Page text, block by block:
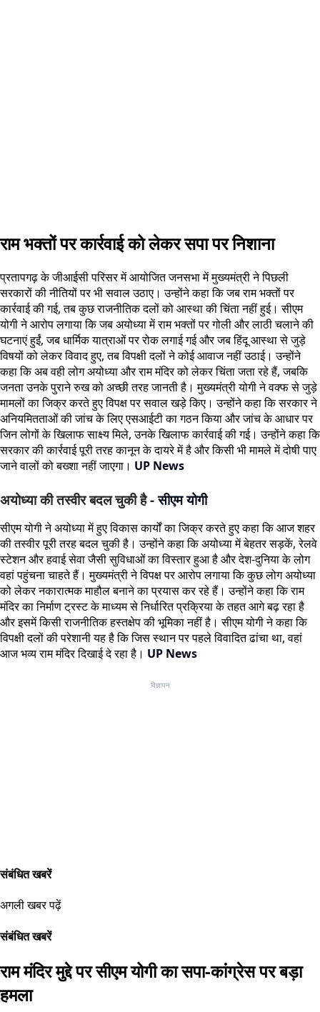
राम भक्तों पर कार्रवाई को लेकर सपा पर निशाना
प्रतापगढ़ के जीआईसी परिसर में आयोजित जनसभा में मुख्यमंत्री ने पिछली
सरकारों की नीतियों पर भी सवाल उठाए। उन्होंने कहा कि जब राम भक्तों पर
कार्रवाई की गई, तब कुछ राजनीतिक दलों को आस्था की चिंता नहीं हुई। सीएम
योगी ने आरोप लगाया कि जब अयोध्या में राम भक्तों पर गोली और लाठी चलाने की
घटनाएं हुईं, जब धार्मिक यात्राओं पर रोक लगाई गई और जब हिंदू आस्था से जुड़े
विषयों को लेकर विवाद हुए, तब विपक्षी दलों ने कोई आवाज नहीं उठाई। उन्होंने
कहा कि अब वही लोग अयोध्या और राम मंदिर को लेकर चिंता जता रहे हैं, जबकि
जनता उनके पुराने रुख को अच्छी तरह जानती है। मुख्यमंत्री योगी ने वक्फ से जुड़े
मामलों का जिक्र करते हुए विपक्ष पर सवाल खड़े किए। उन्होंने कहा कि सरकार ने
अनियमितताओं की जांच के लिए एसआईटी का गठन किया और जांच के आधार पर
जिन लोगों के खिलाफ साक्ष्य मिले, उनके खिलाफ कार्रवाई की गई। उन्होंने कहा कि
सरकार की कार्रवाई पूरी तरह कानून के दायरे में है और किसी भी मामले में दोषी पाए
जाने वालों को बख्शा नहीं जाएगा। UP News
अयोध्या की तस्वीर बदल चुकी है -सीएम योगी
सीएम योगी ने अयोध्या में हुए विकास कार्यों का जिक्र करते हुए कहा कि आज शहर
की तस्वीर पूरी तरह बदल चुकी है। उन्होंने कहा कि अयोध्या में बेहतर सड़कें, रेलवे
स्टेशन और हवाई सेवा जैसी सुविधाओं का विस्तार हुआ है और देश-दुनिया के लोग
वहां पहुंचना चाहते हैं। मुख्यमंत्री ने विपक्ष पर आरोप लगाया कि कुछ लोग अयोध्या
को लेकर नकारात्मक माहौल बनाने का प्रयास कर रहे हैं। उन्होंने कहा कि राम
मंदिर का निर्माण ट्रस्ट के माध्यम से निर्धारित प्रक्रिया के तहत आगे बढ़ रहा है
और इसमें किसी राजनीतिक हस्तक्षेप की भूमिका नहीं है। सीएम योगी ने कहा कि
विपक्षी दलों की परेशानी यह है कि जिस स्थान पर पहले विवादित ढांचा था, वहां
आज भव्य राम मंदिर दिखाई दे रहा है। UP News
विज्ञापन
संबंधित खबरें
अगली खबर पढ़ें
संबंधित खबरें
राम मंदिर मुद्दे पर सीएम योगी का सपा-कांग्रेस पर बड़ा
हमला